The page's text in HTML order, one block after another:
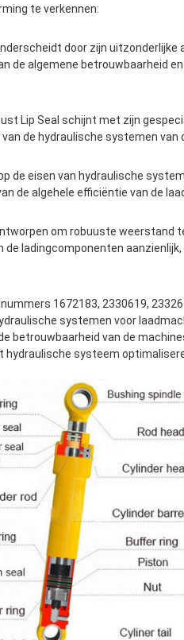
te verkennen:
door zijn
de algemene betrouwbaarheid
Lip Seal schijnt met zijn
de hydraulische systemen van
de eisen van hydraulische
de algehele efficiëntie van de
om robuuste weerstand
ladingcomponenten
1672183, 2330619,
systemen voor
betrouwbaarheid van de
systeem